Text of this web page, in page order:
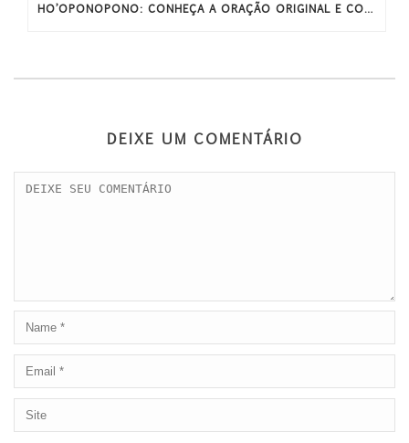
HO’OPONOPONO: CONHEÇA A ORAÇÃO ORIGINAL E COMPLETA
DEIXE UM COMENTÁRIO